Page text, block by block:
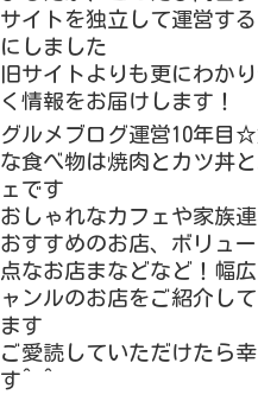
サイトを独立して運営す
にしました
旧サイトよりも更にわか
く情報をお届けします！
グルメブログ運営10年目
な食べ物は焼肉とカツ丼
ェです
おしゃれなカフェや家族
おすすめのお店、ボリュ
点なお店まなどなど！幅
ャンルのお店をご紹介し
ます
ご愛読していただけたら
す^ ^